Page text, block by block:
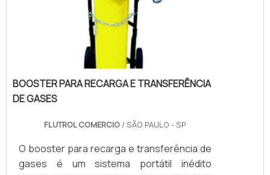
diversos setores, como por.
BOOSTER PARA RECARGA E TRANSFERÊNCIA
DE GASES
FLUTROL COMERCIO / SÃO PAULO - SP
O booster para recarga e transferência de
gases é um sistema portátil inédito